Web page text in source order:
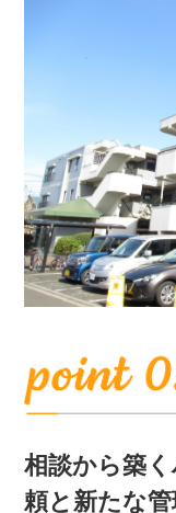
相談から築
頼と新たな